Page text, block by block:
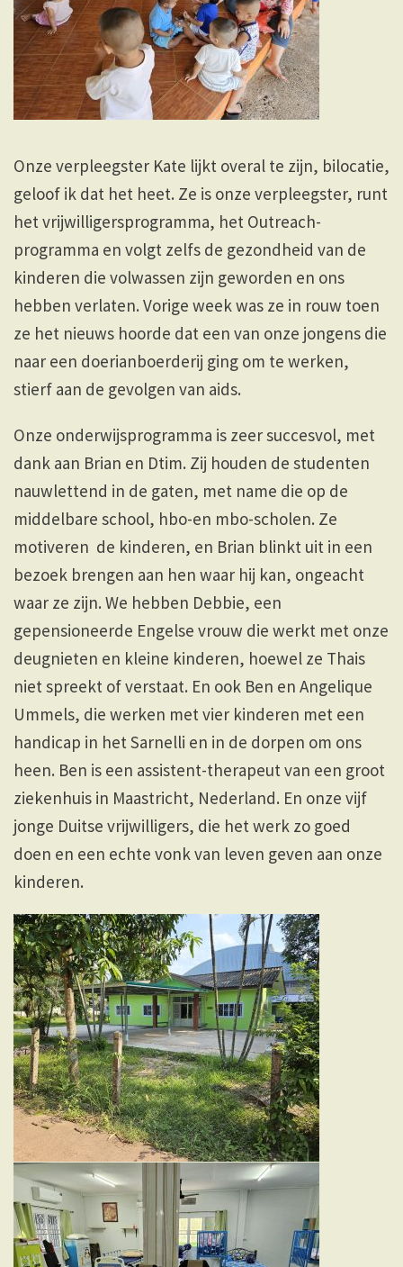
Onze verpleegster Kate lijkt overal te zijn, bilocatie,
geloof ik dat het heet. Ze is onze verpleegster, runt
het vrijwilligersprogramma, het Outreach-
programma en volgt zelfs de gezondheid van de
kinderen die volwassen zijn geworden en ons
hebben verlaten. Vorige week was ze in rouw toen
ze het nieuws hoorde dat een van onze jongens die
naar een doerianboerderij ging om te werken,
stierf aan de gevolgen van aids.
Onze onderwijsprogramma is zeer succesvol, met
dank aan Brian en Dtim. Zij houden de studenten
nauwlettend in de gaten, met name die op de
middelbare school, hbo-en mbo-scholen. Ze
motiveren de kinderen, en Brian blinkt uit in een
bezoek brengen aan hen waar hij kan, ongeacht
waar ze zijn. We hebben Debbie, een
gepensioneerde Engelse vrouw die werkt met onze
deugnieten en kleine kinderen, hoewel ze Thais
niet spreekt of verstaat. En ook Ben en Angelique
Ummels, die werken met vier kinderen met een
handicap in het Sarnelli en in de dorpen om ons
heen. Ben is een assistent-therapeut van een groot
ziekenhuis in Maastricht, Nederland. En onze vijf
jonge Duitse vrijwilligers, die het werk zo goed
doen en een echte vonk van leven geven aan onze
kinderen.